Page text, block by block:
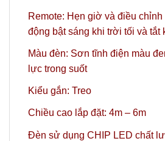
Remote: Hẹn giờ và điều
động bật sáng khi trời tối và tắt
Màu đèn: Sơn tĩnh điện màu
lực trong suốt
Kiểu gắn: Treo
Chiều cao lắp đặt: 4m – 6m
Đèn sử dụng CHIP LED chất